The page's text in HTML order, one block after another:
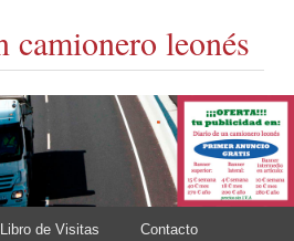
camionero leonés
Libro de Visitas Contacto